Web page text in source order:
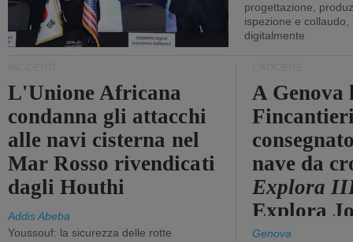
progettazione,
ispezione e collaudo,
digitalmente
L'Unione Africana
condanna gli attacchi
alle navi cisterna nel
Mar Rosso rivendicati
dagli Houthi
Addis Abeba
Youssouf: la sicurezza delle rotte
A Genova
nave da
Explora
Explora
Genova